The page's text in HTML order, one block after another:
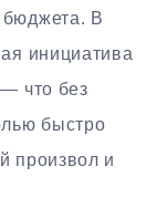
бюджета. В
инициатива
что без
быстро
произвол и